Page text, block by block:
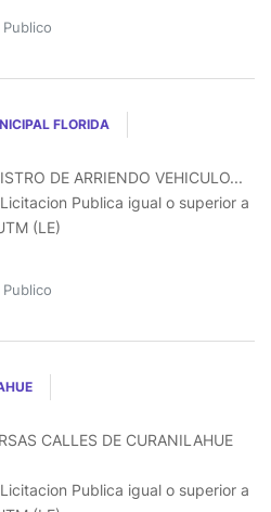
FLORIDA
DE ARRIENDO VEHICULO...
Publica igual o superior a
(LE)
CALLES DE CURANILAHUE
Publica igual o superior a